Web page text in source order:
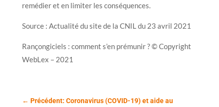
remédier et en limiter les conséquences.
Source : Actualité du site de la CNIL du 23 avril 2021
Rançongiciels : comment s’en prémunir ? © Copyright
WebLex – 2021
← Précédent: Coronavirus (COVID-19) et aide au